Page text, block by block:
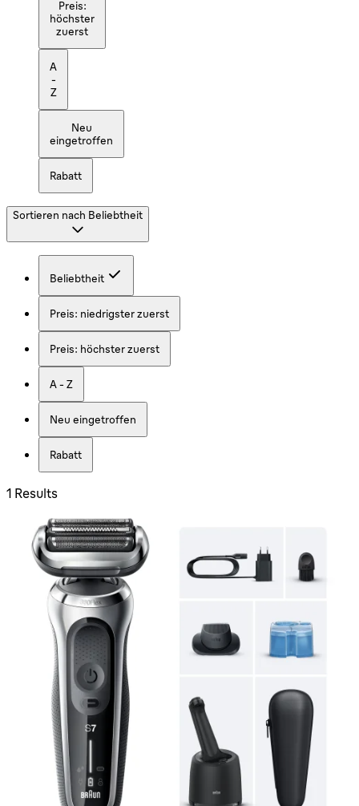
Preis:
höchster
zuerst
A
-
Z
Neu
eingetroffen
Rabatt
Sortieren nach Beliebtheit
Beliebtheit
Preis: niedrigster zuerst
Preis: höchster zuerst
A - Z
Neu eingetroffen
Rabatt
1 Results